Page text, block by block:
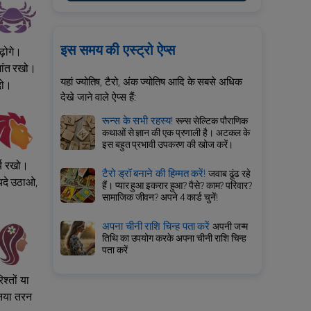
रखो।
उठाओ,
या
तरन
इस समय की एस्ट्रो ऐप्स
यहां ज्योतिष, टैरो, अंक ज्योतिष आदि के सबसे अधिक
देखे जाने वाले ऐप्स हैं:
रून्स के सभी रहस्य!रून्स सेल्टिक पौराणिक
कथाओं से ज्ञान की एक प्रणाली है। अटकल के
इस बहुत प्रभावी उपकरण की खोज करें।
टैरो ड्रॉ बनाने की हिम्मत करें!जवाब ढूंढ रहे
हैं। प्यार हुआ इकरार हुआ? पैसे? काम? परिवार?
सामाजिक जीवन? अपने 4 कार्ड चुनें!
अपना चीनी राशि चिन्ह पता करेंअपनी जन्म
तिथि का उपयोग करके अपना चीनी राशि चिन्ह
पता करें